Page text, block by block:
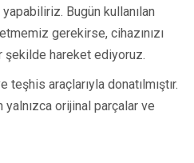
yapabiliriz. Bugün kullanılan
gerekirse, cihazınızı
şekilde hareket ediyoruz.
araçlarıyla donatılmıştır.
yalnızca orijinal parçalar ve